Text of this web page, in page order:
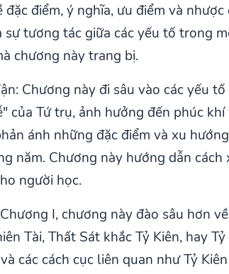
điểm, ý nghĩa, ưu điểm và
tương tác giữa các yếu tố trong
chương này trang bị.
Chương này đi sâu vào các yếu
của Tứ trụ, ảnh hưởng đến phúc
ánh những đặc điểm và xu
năm. Chương này hướng dẫn
người học.
I, chương này đào sâu hơn
Tài, Thất Sát khắc Tỷ Kiên, hay
các cách cục liên quan như Tỷ